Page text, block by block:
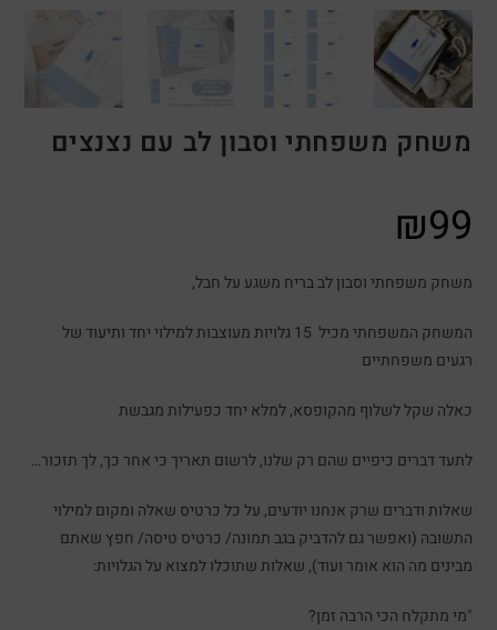
משחק משפחתי וסבון לב עם נצנצים
₪99
משחק משפחתי וסבון לב בריח משגע על חבל,
המשחק המשפחתי מכיל 15 גלויות מעוצבות למילוי יחד ותיעוד של
רגעים משפחתיים
כאלה שקל לשלוף מהקופסא, למלא יחד כפעילות מגבשת
לתעד דברים כיפיים שהם רק שלנו, לרשום תאריך כי אחר כך, לך תזכור…
שאלות ודברים שרק אנחנו יודעים, על כל כרטיס שאלה ומקום למילוי
התשובה (ואפשר גם להדביק בגב תמונה/ כרטיס טיסה/ חפץ שאתם
מבינים מה הוא אומר ועוד), שאלות שתוכלו למצוא על הגלויות:
"מי מתקלח הכי הרבה זמן?